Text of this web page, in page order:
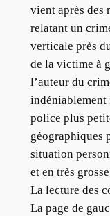
vient après des
relatant un
verticale près
de la victime à
l’auteur du
indéniablement
police plus
géographiques
situation
et en très
La lecture des
La page de